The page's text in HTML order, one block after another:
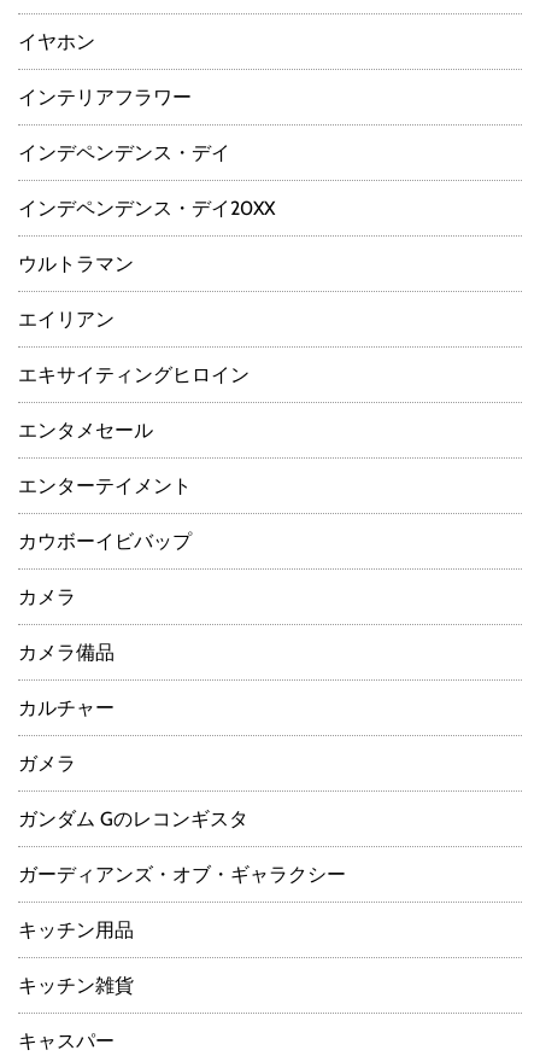
イヤホン
インテリアフラワー
インデペンデンス・デイ
インデペンデンス・デイ20XX
ウルトラマン
エイリアン
エキサイティングヒロイン
エンタメセール
エンターテイメント
カウボーイビバップ
カメラ
カメラ備品
カルチャー
ガメラ
ガンダム Gのレコンギスタ
ガーディアンズ・オブ・ギャラクシー
キッチン用品
キッチン雑貨
キャスパー